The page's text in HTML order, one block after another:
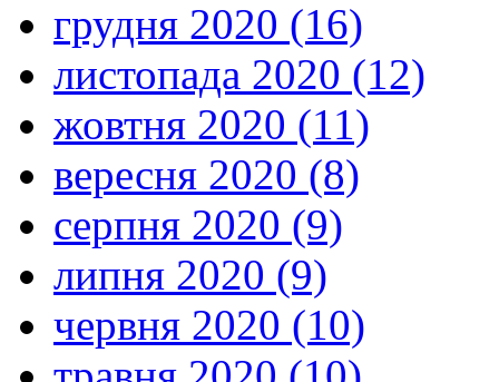
грудня 2020 (16)
листопада 2020 (12)
жовтня 2020 (11)
вересня 2020 (8)
серпня 2020 (9)
липня 2020 (9)
червня 2020 (10)